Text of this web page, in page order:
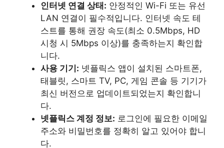
인터넷 연결 상태: 안정적인 Wi-Fi 또는 유선
LAN 연결이 필수적입니다. 인터넷 속도 테
스트를 통해 권장 속도(최소 0.5Mbps, HD
시청 시 5Mbps 이상)를 충족하는지 확인합
니다.
사용 기기: 넷플릭스 앱이 설치된 스마트폰,
태블릿, 스마트 TV, PC, 게임 콘솔 등 기기가
최신 버전으로 업데이트되었는지 확인합니
다.
넷플릭스 계정 정보: 로그인에 필요한 이메일
주소와 비밀번호를 정확히 알고 있어야 합니
다.